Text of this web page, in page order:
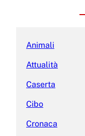
Animali
Attualità
Caserta
Cibo
Cronaca